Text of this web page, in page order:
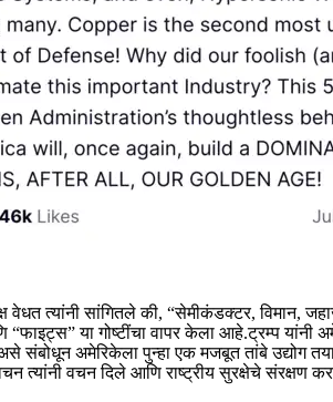
वेधत त्यांनी सांगितले की, “सेमीकंडक्टर, विमान,
या गोष्टींचा वापर केला आहे.ट्रम्प यांनी
असे संबोधून अमेरिकेला पुन्हा एक मजबूत तांबे उद्योग
त्यांनी वचन दिले आणि राष्ट्रीय सुरक्षेचे